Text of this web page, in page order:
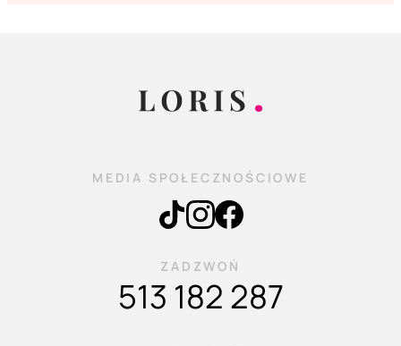
MEDIA SPOŁECZNOŚCIOWE
ZADZWOŃ
513 182 287